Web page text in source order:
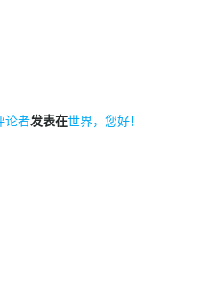
论者发表在世界，您好！